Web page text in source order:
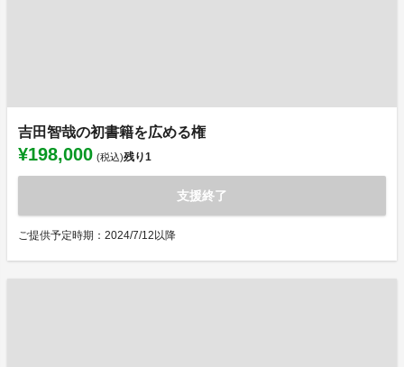
吉田智哉の初書籍を広める権
¥198,000 (税込)残り1
支援終了
ご提供予定時期：2024/7/12以降